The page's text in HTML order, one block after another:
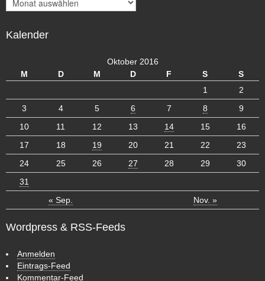
r
h
Kalender
Oktober 2016
M
D M D F S S
« Sep. Nov. »
1
2
3
4 5 6 7 8
9
10
11 12 13 14 15
16
17
18 19 20 21 22
23
24
25 26 27 28 29
30
31
Wordpress & RSS-Feeds
Anmelden
Eintrags-Feed
Kommentar-Feed